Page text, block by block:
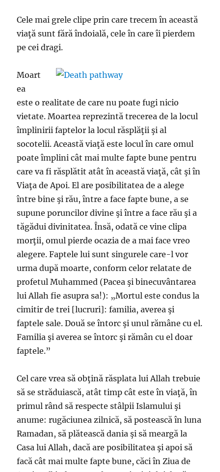
Cele mai grele clipe prin care trecem în această
viaţă sunt fără îndoială, cele în care îi pierdem
pe cei dragi.
Moart
ea
este o realitate de care nu poate fugi nicio
vietate. Moartea reprezintă trecerea de la locul
împlinirii faptelor la locul răsplăţii şi al
socotelii. Această viaţă este locul în care omul
poate împlini cât mai multe fapte bune pentru
care va fi răsplătit atât în această viaţă, cât şi în
Viaţa de Apoi. El are posibilitatea de a alege
între bine şi rău, între a face fapte bune, a se
supune poruncilor divine şi între a face rău şi a
tăgădui divinitatea. Însă, odată ce vine clipa
morţii, omul pierde ocazia de a mai face vreo
alegere. Faptele lui sunt singurele care-l vor
urma după moarte, conform celor relatate de
profetul Muhammed (Pacea şi binecuvântarea
lui Allah fie asupra sa!): „Mortul este condus la
cimitir de trei [lucruri]: familia, averea şi
faptele sale. Două se întorc şi unul rămâne cu el.
Familia şi averea se întorc şi rămân cu el doar
faptele.”
Cel care vrea să obţină răsplata lui Allah trebuie
să se străduiască, atât timp cât este în viaţă, în
primul rând să respecte stâlpii Islamului şi
anume: rugăciunea zilnică, să postească în luna
Ramadan, să plătească dania şi să meargă la
Casa lui Allah, dacă are posibilitatea şi apoi să
facă cât mai multe fapte bune, căci în Ziua de